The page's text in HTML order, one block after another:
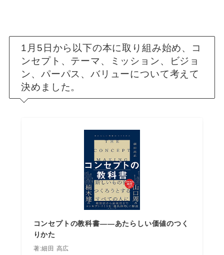
1月5日から以下の本に取り組み始め、コ
ンセプト、テーマ、ミッション、ビジョ
ン、パーパス、バリューについて考えて
決めました。
コンセプトの教科書――あたらしい価値のつく
りかた
著:細田 高広